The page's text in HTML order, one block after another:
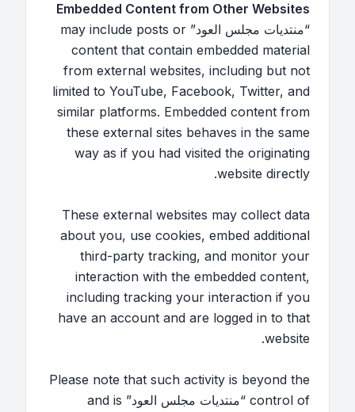
Embedded Content from Other Websites
“منتديات مجلس العود” may include posts or
content that contain embedded material
from external websites, including but not
limited to YouTube, Facebook, Twitter, and
similar platforms. Embedded content from
these external sites behaves in the same
way as if you had visited the originating
website directly.
These external websites may collect data
about you, use cookies, embed additional
third-party tracking, and monitor your
interaction with the embedded content,
including tracking your interaction if you
have an account and are logged in to that
website.
Please note that such activity is beyond the
control of “منتديات مجلس العود” and is